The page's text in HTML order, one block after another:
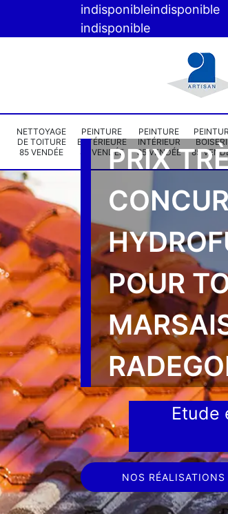
indisponibleindisponible
indisponible
NETTOYAGE
DE TOITURE
85 VENDÉE
PEINTURE
EXTÉRIEURE
85 VENDÉE
PEINTURE
INTÉRIEUR
85 VENDÉE
85
PRIX
POUR
Etude
NOS RÉALISATIONS